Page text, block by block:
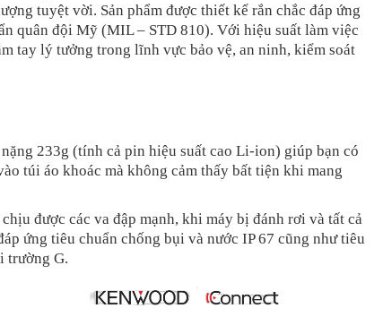
tuyệt vời. Sản phẩm được thiết kế rắn chắc đáp ứng
quân đội Mỹ (MIL – STD 810). Với hiệu suất làm việc
tay lý tưởng trong lĩnh vực bảo vệ, an ninh, kiểm soát
233g (tính cả pin hiệu suất cao Li-ion) giúp bạn có
túi áo khoác mà không cảm thấy bất tiện khi mang
được các va đập mạnh, khi máy bị đánh rơi và tất cả
ứng tiêu chuẩn chống bụi và nước IP 67 cũng như tiêu
trường G.